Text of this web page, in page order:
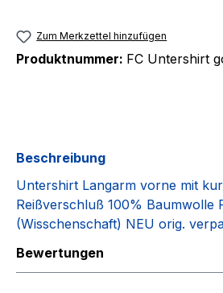
Zum Merkzettel hinzufügen
Produktnummer: FC Untershirt
Beschreibung
Untershirt Langarm vorne mit
Reißverschluß 100% Baumwolle
(Wisschenschaft) NEU orig.
Bewertungen